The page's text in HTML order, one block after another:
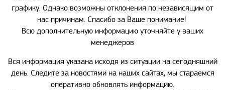
графику. Однако возможны отклонения по независящим от
нас причинам. Спасибо за Ваше понимание!
Всю дополнительную информацию уточняйте у ваших
менеджеров
Вся информация указана исходя из ситуации на сегодняшний
день. Следите за новостями на наших сайтах, мы стараемся
оперативно обновлять информацию.